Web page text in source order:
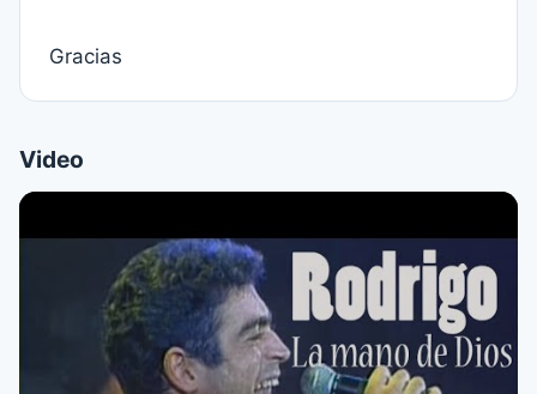
Gracias
Video